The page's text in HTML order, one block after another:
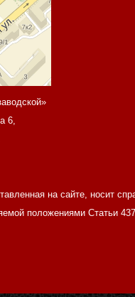
6,
на сайте, носит
положениями Статьи